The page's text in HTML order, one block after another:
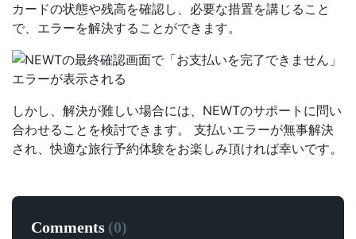
カードの状態や残高を確認し、必要な措置を講じること
で、エラーを解決することができます。
しかし、解決が難しい場合には、NEWTのサポートに問い
合わせることを検討できます。 支払いエラーが無事解決
され、快適な旅行予約体験をお楽しみ頂ければ幸いです。
Comments (0)